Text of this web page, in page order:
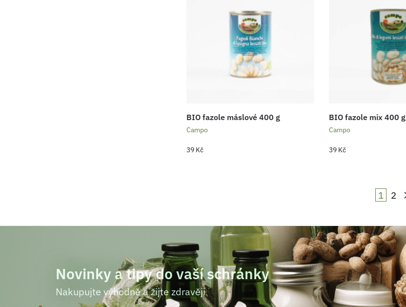
BIO fazole máslové 400 g
Campo
39 Kč
BIO fazole mix 400 g
Campo
39 Kč
1 2
Novinky a tipy do vaší schránky
Nakupujte výhodně a žijte zdravěji